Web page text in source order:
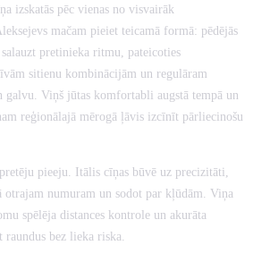
izskatās pēc vienas no visvairāk
mačam pieiet teicamā formā: pēdējās
pretinieka ritmu, pateicoties
sitienu kombinācijām un regulāram
galvu. Viņš jūtas komfortabli augstā tempā un
reģionālajā mērogā ļāvis izcīnīt pārliecinošu
pieeju. Itālis cīņas būvē uz precizitāti,
otrajam numuram un sodot par kļūdām. Viņa
spēlēja distances kontrole un akurāta
raundus bez lieka riska.